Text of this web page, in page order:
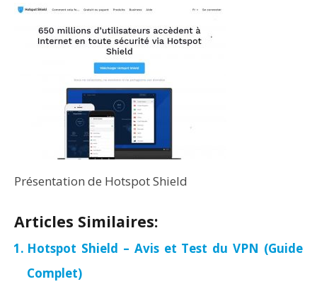
Présentation de Hotspot Shield
Articles Similaires:
Hotspot Shield – Avis et Test du VPN (Guide
Complet)